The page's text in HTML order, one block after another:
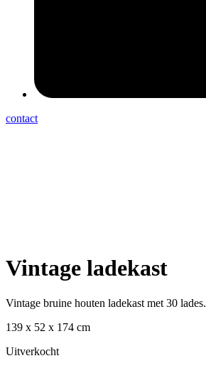
contact
Vintage ladekast
Vintage bruine houten ladekast met 30 lades.
139 x 52 x 174 cm
Uitverkocht